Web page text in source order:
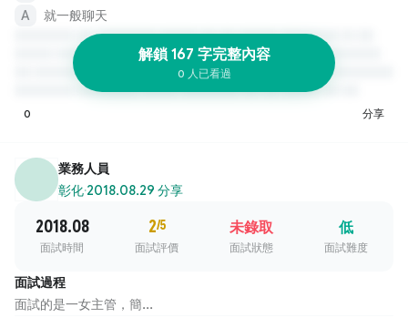
就一般聊天
解鎖 167 字完整內容
0 人已看過
0 分享
業務人員
彰化·2018.08.29 分享
2018.08
面試時間
2/5
面試評價
未錄取
面試狀態
低
面試難度
面試過程
面試的是一女主管，簡...